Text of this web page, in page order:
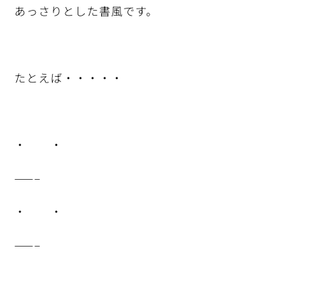
あっさりとした書風です。
たとえば・・・・・
・ ・
——–
・ ・
——–